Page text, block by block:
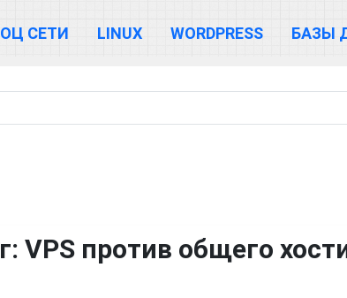
СЕТИ LINUX WORDPRESS БАЗЫ
VPS против общего